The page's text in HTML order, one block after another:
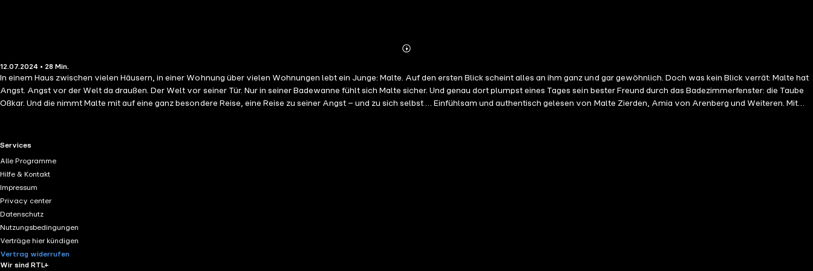
Mehr
12.07.2024 • 28 Min.
In einem Haus zwischen vielen Häusern, in einer Wohnung über vielen Wohnungen lebt ein Junge: Malte. Auf den ersten Blick scheint alles an ihm ganz und gar gewöhnlich. Doch was kein Blick verrät: Malte hat
Angst. Angst vor der Welt da draußen. Der Welt vor seiner Tür. Nur in seiner Badewanne fühlt sich Malte sicher. Und genau dort plumpst eines Tages sein bester Freund durch das Badezimmerfenster: die Taube
Oßkar. Und die nimmt Malte mit auf eine ganz besondere Reise, eine Reise zu seiner Angst – und zu sich selbst … Einfühlsam und authentisch gelesen von Malte Zierden, Amia von Arenberg und Weiteren. Mit
Aufnahmen: Superhearo Audio Aufnahmen: Tonetage, dcBelle Audiopost Analog-Mastering: Madame Vega's Boudoir Studio, Fredrik Kinbom Violine: Marie Johnson Banjo: Paul Lion Sinclair (herzlichen Dank
RTL+ useful links.
Services
Alle Programme
Hilfe & Kontakt
Impressum
Privacy center
Datenschutz
Nutzungsbedingungen
Verträge hier kündigen
Vertrag widerrufen
Wir sind RTL+